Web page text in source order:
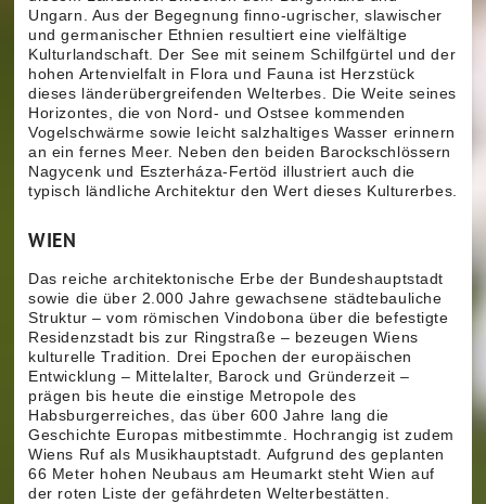
Ungarn. Aus der Begegnung finno-ugrischer, slawischer
und germanischer Ethnien resultiert eine vielfältige
Kulturlandschaft. Der See mit seinem Schilfgürtel und der
hohen Artenvielfalt in Flora und Fauna ist Herzstück
dieses länderübergreifenden Welterbes. Die Weite seines
Horizontes, die von Nord- und Ostsee kommenden
Vogelschwärme sowie leicht salzhaltiges Wasser erinnern
an ein fernes Meer. Neben den beiden Barockschlössern
Nagycenk und Eszterháza-Fertöd illustriert auch die
typisch ländliche Architektur den Wert dieses Kulturerbes.
WIEN
Das reiche architektonische Erbe der Bundeshauptstadt
sowie die über 2.000 Jahre gewachsene städtebauliche
Struktur – vom römischen Vindobona über die befestigte
Residenzstadt bis zur Ringstraße – bezeugen Wiens
kulturelle Tradition. Drei Epochen der europäischen
Entwicklung – Mittelalter, Barock und Gründerzeit –
prägen bis heute die einstige Metropole des
Habsburgerreiches, das über 600 Jahre lang die
Geschichte Europas mitbestimmte. Hochrangig ist zudem
Wiens Ruf als Musikhauptstadt. Aufgrund des geplanten
66 Meter hohen Neubaus am Heumarkt steht Wien auf
der roten Liste der gefährdeten Welterbestätten.